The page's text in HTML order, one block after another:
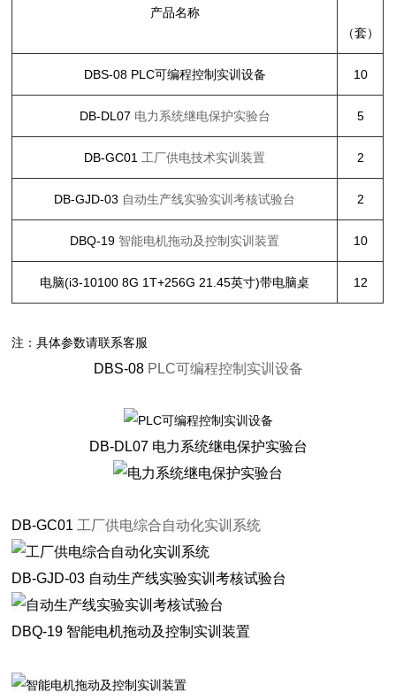
产品名称
（套）
DBS-08 PLC可编程控制实训设备 10
DB-DL07 电力系统继电保护实验台 5
DB-GC01 工厂供电技术实训装置 2
DB-GJD-03 自动生产线实验实训考核试验台 2
DBQ-19 智能电机拖动及控制实训装置 10
电脑(i3-10100 8G 1T+256G 21.45英寸)带电脑桌 12
注：具体参数请联系客服
DBS-08 PLC可编程控制实训设备
DB-DL07 电力系统继电保护实验台
DB-GC01 工厂供电综合自动化实训系统
DB-GJD-03 自动生产线实验实训考核试验台
DBQ-19 智能电机拖动及控制实训装置